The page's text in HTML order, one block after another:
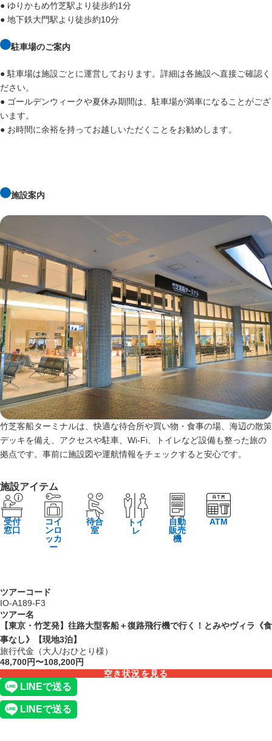
● ゆりかもめ竹芝駅より徒歩約1分
● 地下鉄大門駅より徒歩約10分
駐車場のご案内
● 駐車場は施設ごとに運営しております。詳細は各施設へ直接ご確認く
ださい。
● ゴールデンウィークや夏休み期間は、駐車場が満車になることがござ
います。
● お時間に余裕を持ってお越しいただくことをお勧めします。
施設案内
竹芝客船ターミナルは、快適な待合所や買い物・食事の場、海辺の散策
デッキを備え、アクセスや駐車、Wi‑Fi、トイレなど設備も整った旅の
拠点です。事前に施設図や運航情報をチェックすると安心です。
施設アイテム
受付
窓口
コイ
ンロ
ッカ
ー
待合
室
トイ
レ
自動
販売
機
ATM
ツアーコード
IO-A189-F3
ツアー名
【東京・竹芝発】往路大型客船＋復路飛行機で行く！とみやヴィラ《食
事なし》【現地3泊】
旅行代金（大人/おひとり様）
48,700円〜108,200円
空き状況を見る